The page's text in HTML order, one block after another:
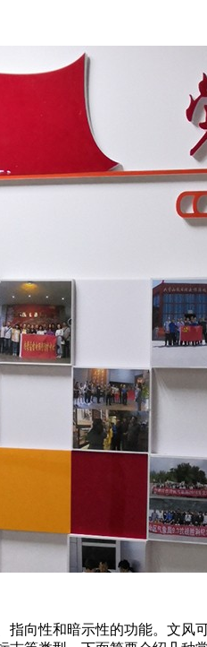
向性和暗示性的功能。文